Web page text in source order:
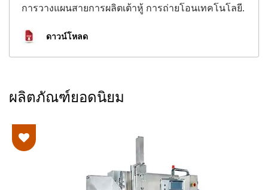
การวางแผนสายการผลิตเต้าหู้ การถ่ายโอนเทคโนโลยี.
ดาวน์โหลด
ผลิตภัณฑ์ยอดนิยม